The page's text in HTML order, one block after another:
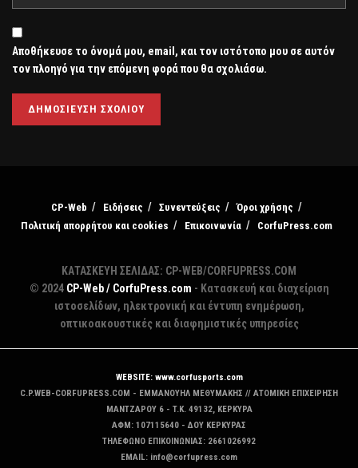
Αποθήκευσε το όνομά μου, email, και τον ιστότοπο μου σε αυτόν
τον πλοηγό για την επόμενη φορά που θα σχολιάσω.
CP-Web Ειδήσεις Συνεντεύξεις
Όροι χρήσης
Πολιτική απορρήτου και cookies
Επικοινωνία CorfuPress.com
ΚΑΤΑΣΚΕΥΗ ΣΕΛΙΔΑΣ: CP-WEB/CORFUPRESS.COM
© 2024 CP-Web / CorfuPress.com - Κατασκευή και διαχείριση
ιστοσελίδων, ηλεκτρονική και έντυπη ενημέρωση,
οπτικοακουστικές και διαφημιστικές υπηρεσίες
WEBSITE: www.corfusports.com
C.P.WEB-CORFUPRESS.COM - ΕΜΜΑΝΟΥΗΛ ΜΕΘΥΜΑΚΗΣ // ΑΤΟΜΙΚΗ ΕΠΙΧΕΙΡΗΣΗ
MANTZAΡΟΥ 6 - T.K. 49132, ΚΕΡΚΥΡΑ
ΑΦΜ: 107115640 - ΔΟΥ ΚΕΡΚΥΡΑΣ
ΤΗΛΕΦΩΝΟ ΕΠΙΚΟΙΝΩΝΙΑΣ: 2661026992
EMAIL: info@corfupress.com